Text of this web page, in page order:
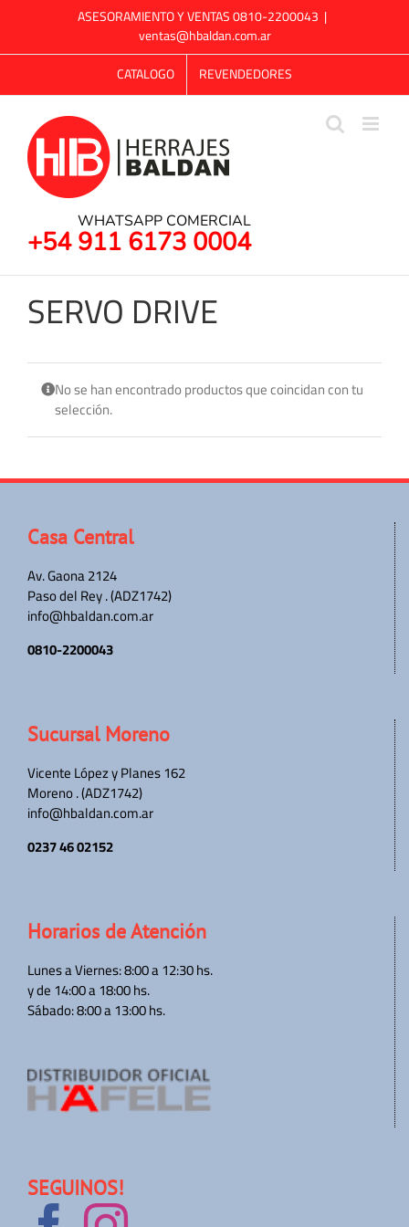
contenido
ASESORAMIENTO Y VENTAS 0810-2200043 |
ventas@hbaldan.com.ar
CATALOGO
REVENDEDORES
WHATSAPP COMERCIAL
+54 911 6173 0004
SERVO DRIVE
No se han encontrado productos que coincidan con tu
selección.
Casa Central
Av. Gaona 2124
Paso del Rey . (ADZ1742)
info@hbaldan.com.ar
0810-2200043
Sucursal Moreno
Vicente López y Planes 162
Moreno . (ADZ1742)
info@hbaldan.com.ar
0237 46 02152
Horarios de Atención
Lunes a Viernes: 8:00 a 12:30 hs.
y de 14:00 a 18:00 hs.
Sábado: 8:00 a 13:00 hs.
SEGUINOS!